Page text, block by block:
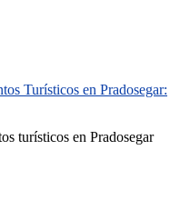
Turísticos en Pradosegar:
turísticos en Pradosegar